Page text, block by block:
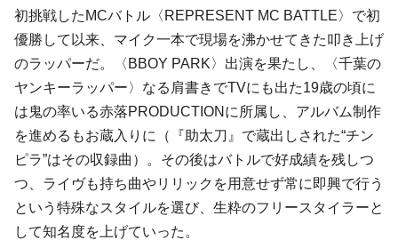
初挑戦したMCバトル〈REPRESENT MC BATTLE〉で初
優勝して以来、マイク一本で現場を沸かせてきた叩き上げ
のラッパーだ。〈BBOY PARK〉出演を果たし、〈千葉の
ヤンキーラッパー〉なる肩書きでTVにも出た19歳の頃に
は鬼の率いる赤落PRODUCTIONに所属し、アルバム制作
を進めるもお蔵入りに（『助太刀』で蔵出しされた“チン
ピラ”はその収録曲）。その後はバトルで好成績を残しつ
つ、ライヴも持ち曲やリリックを用意せず常に即興で行う
という特殊なスタイルを選び、生粋のフリースタイラーと
して知名度を上げていった。